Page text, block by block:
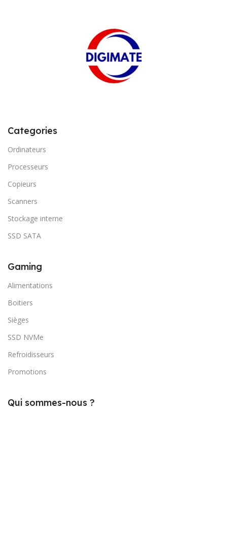
Categories
Ordinateurs
Processeurs
Copieurs
Scanners
Stockage interne
SSD SATA
Gaming
Alimentations
Boitiers
Sièges
SSD NVMe
Refroidisseurs
Promotions
Qui sommes-nous ?